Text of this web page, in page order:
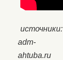
источники:
adm-
ahtuba.ru